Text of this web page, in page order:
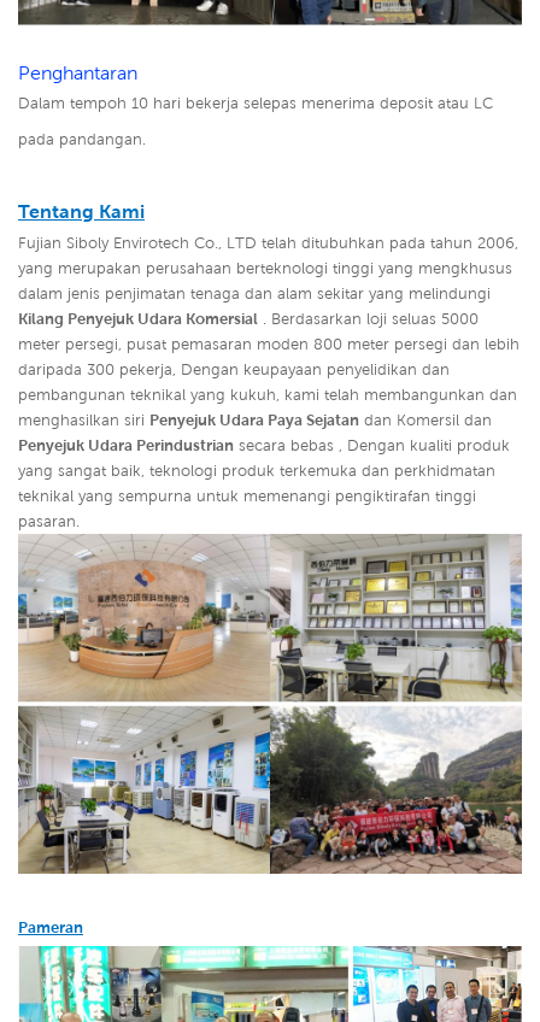
Penghantaran
Dalam tempoh 10 hari bekerja selepas menerima deposit atau LC
pada pandangan.
Tentang Kami
Fujian Siboly Envirotech Co., LTD telah ditubuhkan pada tahun 2006,
yang merupakan perusahaan berteknologi tinggi yang mengkhusus
dalam jenis penjimatan tenaga dan alam sekitar yang melindungi
Kilang Penyejuk Udara Komersial . Berdasarkan loji seluas 5000
meter persegi, pusat pemasaran moden 800 meter persegi dan lebih
daripada 300 pekerja, Dengan keupayaan penyelidikan dan
pembangunan teknikal yang kukuh, kami telah membangunkan dan
menghasilkan siri Penyejuk Udara Paya Sejatan dan Komersil dan
Penyejuk Udara Perindustrian secara bebas , Dengan kualiti produk
yang sangat baik, teknologi produk terkemuka dan perkhidmatan
teknikal yang sempurna untuk memenangi pengiktirafan tinggi
pasaran.
Pameran